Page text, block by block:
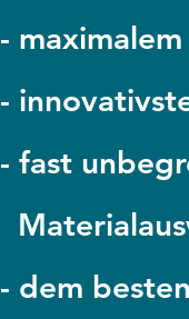
-
-
- fast
- dem